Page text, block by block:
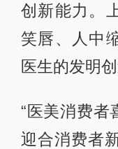
创新能力。
笑唇、人中
医生的发明创
“医美消费者
迎合消费者